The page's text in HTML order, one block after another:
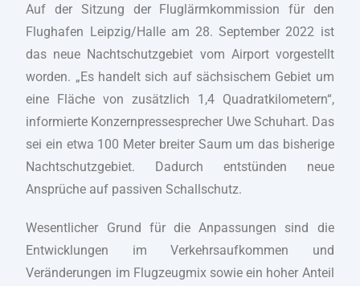
Auf der Sitzung der Fluglärmkommission für den
Flughafen Leipzig/Halle am 28. September 2022 ist
das neue Nachtschutzgebiet vom Airport vorgestellt
worden. „Es handelt sich auf sächsischem Gebiet um
eine Fläche von zusätzlich 1,4 Quadratkilometern“,
informierte Konzernpressesprecher Uwe Schuhart. Das
sei ein etwa 100 Meter breiter Saum um das bisherige
Nachtschutzgebiet. Dadurch entstünden neue
Ansprüche auf passiven Schallschutz.
Wesentlicher Grund für die Anpassungen sind die
Entwicklungen im Verkehrsaufkommen und
Veränderungen im Flugzeugmix sowie ein hoher Anteil